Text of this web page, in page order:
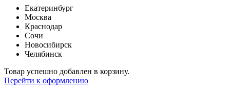
Екатеринбург
Москва
Краснодар
Сочи
Новосибирск
Челябинск
Товар успешно добавлен в корзину.
Перейти к оформлению